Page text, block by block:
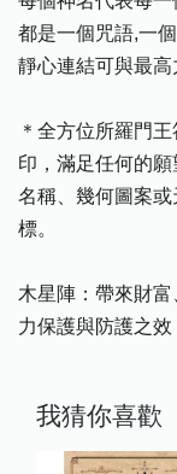
都是一個咒語,一
靜心連結可與最高
＊全方位所羅門
印，滿足任何的
名稱、幾何圖案
標。
木星陣：帶來財
力保護與防護之效
我猜你喜歡